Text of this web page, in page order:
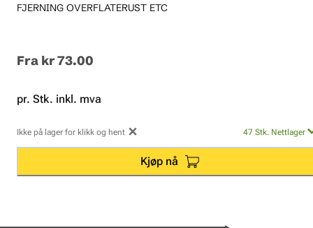
FJERNING OVERFLATERUST ETC
Fra kr 73.00
pr. Stk. inkl. mva
Ikke på lager for klikk og hent 47 Stk. Nettlager
Kjøp nå